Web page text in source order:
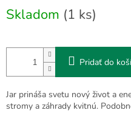
cena:
Skladom (1 ks)
Pridať do
Jar prináša svetu nový život a
stromy a záhrady kvitnú.